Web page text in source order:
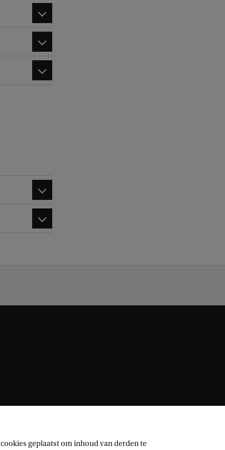
geplaatst om inhoud van derden te